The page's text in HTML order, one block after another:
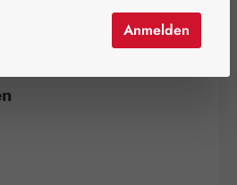
Gib den gewünschten
Anmelden